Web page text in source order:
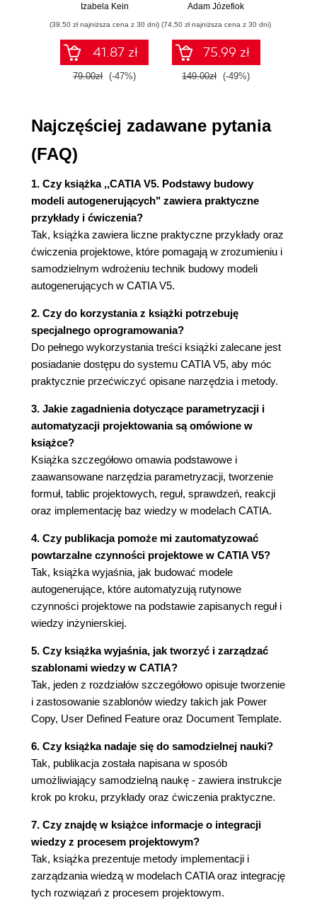
Podstawy (82)
Tworzenie tablic projektowych (84)
Więcej na temat tablic projektowych (89)
Rozdział 4. Zaawansowane narzędzia
Podstawy (94)
Tworzenie parametrów zewnętrznych (96)
Więcej na temat parametrów zewnętrznych
(99)
Reguły (109)
Podstawy (109)
Tworzenie reguł (111)
Sprawdzenia (115)
Podstawy (115)
Tworzenie sprawdzeń (116)
Bazy reguły (121)
Podstawy (121)
Tworzenie baz reguł (123)
Więcej na temat baz reguł (132)
Reakcje (136)
Podstawy (136)
Tworzenie reakcji (138)
Rozdział 5. Narzędzia zarządzania wiedzą i jej
implementacji (147)
Szablony wiedzy - Power Copy, User Defined
Podstawy (148)
Tworzenie szablonu Power Copy (149)
Zastosowanie szablonu Power Copy (157)
Tworzenie szablonu User Defined Feature
(161)
Zastosowanie szablonu User Defined Feature
Tworzenie szablonu Document Template
(173)
Zastosowanie szablonu Document Template
(178)
Katalogi (182)
Podstawy (184)
Tworzenie i zastosowanie katalogów rodzin
elementów (184)
Tworzenie i zastosowanie katalogów
Komentarze (196)
Podstawy (196)
Rozdział 6. Modele autogenerujące części (201)
Podcięcie obróbkowe (201)
przykłady i
Izabela Kein
(39,50 zł najniższa cena z 30 dni)
41.87 zł
79.00zł (-47%)
Adam Józefiok
(74,50 zł najniższa cena z 30 dni)
75.99 zł
149.00zł (-49%)
Najczęściej zadawane pytania
(FAQ)
1. Czy książka ,,CATIA V5. Podstawy budowy
modeli autogenerujących" zawiera praktyczne
przykłady i ćwiczenia?
Tak, książka zawiera liczne praktyczne przykłady oraz
ćwiczenia projektowe, które pomagają w zrozumieniu i
samodzielnym wdrożeniu technik budowy modeli
autogenerujących w CATIA V5.
2. Czy do korzystania z książki potrzebuję
specjalnego oprogramowania?
Do pełnego wykorzystania treści książki zalecane jest
posiadanie dostępu do systemu CATIA V5, aby móc
praktycznie przećwiczyć opisane narzędzia i metody.
3. Jakie zagadnienia dotyczące parametryzacji i
automatyzacji projektowania są omówione w
książce?
Książka szczegółowo omawia podstawowe i
zaawansowane narzędzia parametryzacji, tworzenie
formuł, tablic projektowych, reguł, sprawdzeń, reakcji
oraz implementację baz wiedzy w modelach CATIA.
4. Czy publikacja pomoże mi zautomatyzować
powtarzalne czynności projektowe w CATIA V5?
Tak, książka wyjaśnia, jak budować modele
autogenerujące, które automatyzują rutynowe
czynności projektowe na podstawie zapisanych reguł i
wiedzy inżynierskiej.
5. Czy książka wyjaśnia, jak tworzyć i zarządzać
szablonami wiedzy w CATIA?
Tak, jeden z rozdziałów szczegółowo opisuje tworzenie
i zastosowanie szablonów wiedzy takich jak Power
Copy, User Defined Feature oraz Document Template.
6. Czy książka nadaje się do samodzielnej nauki?
Tak, publikacja została napisana w sposób
umożliwiający samodzielną naukę - zawiera instrukcje
krok po kroku, przykłady oraz ćwiczenia praktyczne.
7. Czy znajdę w książce informacje o integracji
wiedzy z procesem projektowym?
Tak, książka prezentuje metody implementacji i
zarządzania wiedzą w modelach CATIA oraz integrację
tych rozwiązań z procesem projektowym.